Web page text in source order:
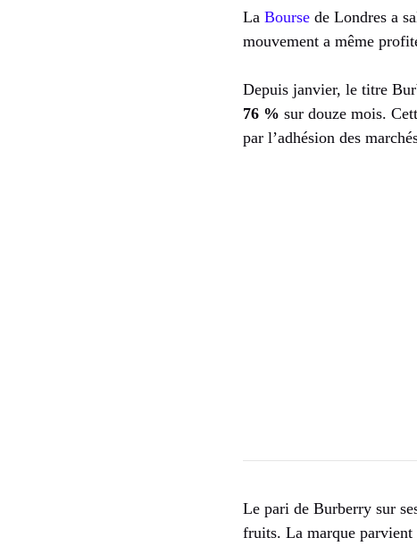
La Bourse de Londres a
mouvement a même
Depuis janvier, le titre
76 % sur douze mois.
par l’adhésion des
Le pari de Burberry sur
fruits. La marque parvient